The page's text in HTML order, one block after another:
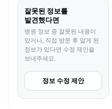
잘못된 정보를
발견했다면
병원 정보 중 잘못된 내용이
있거나, 직접 방문 후 알게 된
정보가 있다면 수정 제안을
보내주세요.
정보 수정 제안